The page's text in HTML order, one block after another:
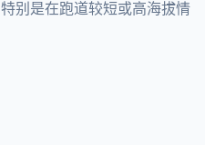
特别是在跑道较短或高海拔情